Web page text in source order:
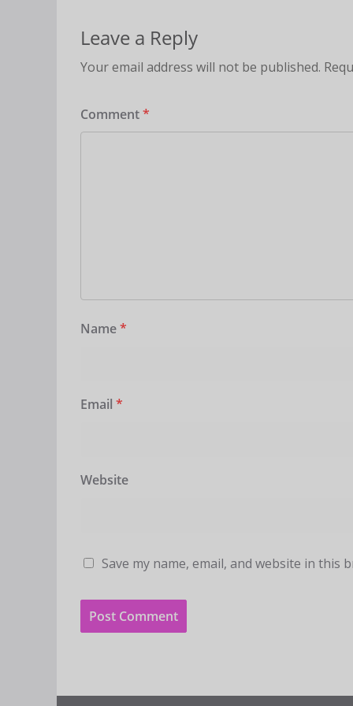
Leave a Reply
Your email address will not be published.
Comment*
Name*
Email *
Website
Save my name, email, and website in